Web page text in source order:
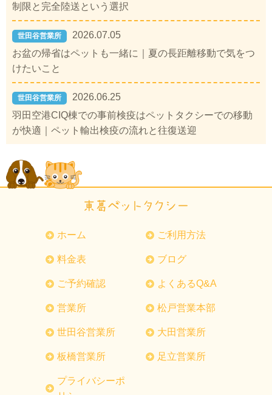
制限と完全陸送という選択
世田谷営業所
2026.07.05
お盆の帰省はペットも一緒に｜夏の長距離移動で気をつ
けたいこと
世田谷営業所
2026.06.25
羽田空港CIQ棟での事前検疫はペットタクシーでの移動
が快適｜ペット輸出検疫の流れと往復送迎
ホーム ご利用方法
料金表 ブログ
ご予約確認 よくあるQ&A
営業所 松戸営業本部
世田谷営業所 大田営業所
板橋営業所 足立営業所
プライバシーポ